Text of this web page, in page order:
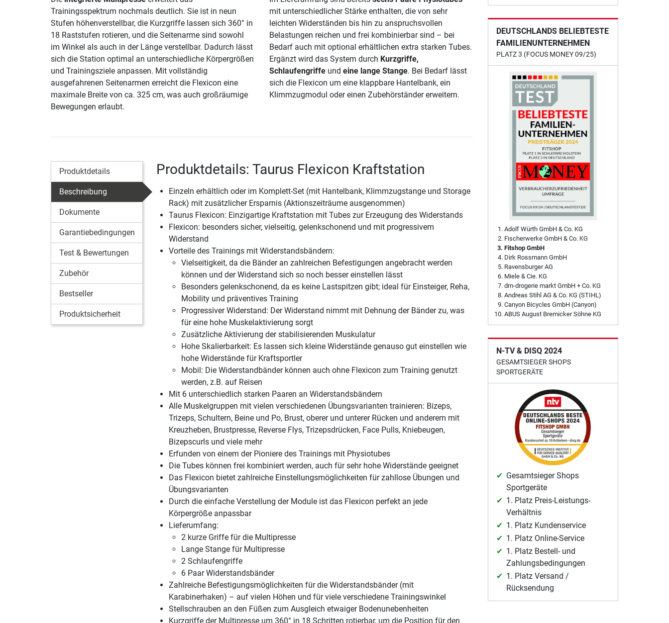
Trainingsspektrum nochmals deutlich. Sie ist in neun
Stufen höhenverstellbar, die Kurzgriffe lassen sich 360° in
18 Raststufen rotieren, und die Seitenarme sind sowohl
im Winkel als auch in der Länge verstellbar. Dadurch lässt
sich die Station optimal an unterschiedliche Körpergrößen
und Trainingsziele anpassen. Mit vollständig
ausgefahrenen Seitenarmen erreicht die Flexicon eine
maximale Breite von ca. 325 cm, was auch großräumige
Bewegungen erlaubt.
mit unterschiedlicher Stärke enthalten, die von sehr
leichten Widerständen bis hin zu anspruchsvollen
Belastungen reichen und frei kombinierbar sind – bei
Bedarf auch mit optional erhältlichen extra starken Tubes.
Ergänzt wird das System durch Kurzgriffe,
Schlaufengriffeund eine lange Stange. Bei Bedarf lässt
sich die Flexicon um eine klappbare Hantelbank, ein
Klimmzugmodul oder einen Zubehörständer erweitern.
Produktdetails
Beschreibung
Dokumente
Garantiebedingungen
Test & Bewertungen
Zubehör
Bestseller
Produktsicherheit
Produktdetails: Taurus Flexicon Kraftstation
Einzeln erhältlich oder im Komplett-Set (mit Hantelbank, Klimmzugstange und Storage
Rack) mit zusätzlicher Ersparnis (Aktionszeiträume ausgenommen)
Taurus Flexicon: Einzigartige Kraftstation mit Tubes zur Erzeugung des Widerstands
Flexicon: besonders sicher, vielseitig, gelenkschonend und mit progressivem
Widerstand
Vorteile des Trainings mit Widerstandsbändern:
Vielseitigkeit, da die Bänder an zahlreichen Befestigungen angebracht werden
können und der Widerstand sich so noch besser einstellen lässt
Besonders gelenkschonend, da es keine Lastspitzen gibt; ideal für Einsteiger, Reha,
Mobility und präventives Training
Progressiver Widerstand: Der Widerstand nimmt mit Dehnung der Bänder zu, was
für eine hohe Muskelaktivierung sorgt
Zusätzliche Aktivierung der stabilisierenden Muskulatur
Hohe Skalierbarkeit: Es lassen sich kleine Widerstände genauso gut einstellen wie
hohe Widerstände für Kraftsportler
Mobil: Die Widerstandbänder können auch ohne Flexicon zum Training genutzt
werden, z.B. auf Reisen
Mit 6 unterschiedlich starken Paaren an Widerstandsbändern
Alle Muskelgruppen mit vielen verschiedenen Übungsvarianten trainieren: Bizeps,
Trizeps, Schultern, Beine und Po, Brust, oberer und unterer Rücken und anderem mit
Kreuzheben, Brustpresse, Reverse Flys, Trizepsdrücken, Face Pulls, Kniebeugen,
Bizepscurls und viele mehr
Erfunden von einem der Pioniere des Trainings mit Physiotubes
Die Tubes können frei kombiniert werden, auch für sehr hohe Widerstände geeignet
Das Flexicon bietet zahlreiche Einstellungsmöglichkeiten für zahllose Übungen und
Übungsvarianten
Durch die einfache Verstellung der Module ist das Flexicon perfekt an jede
Körpergröße anpassbar
Lieferumfang:
2 kurze Griffe für die Multipresse
Lange Stange für Multipresse
2 Schlaufengriffe
6 Paar Widerstandsbänder
Zahlreiche Befestigungsmöglichkeiten für die Widerstandsbänder (mit
Karabinerhaken) – auf vielen Höhen und für viele verschiedene Trainingswinkel
Stellschrauben an den Füßen zum Ausgleich etwaiger Bodenunebenheiten
Kurzgriffe der Multipresse um 360° in 18 Schritten rotierbar, um die Position für den
DEUTSCHLANDS BELIEBTESTE
FAMILIENUNTERNEHMEN
PLATZ 3 (FOCUS MONEY 09/25)
Adolf Würth GmbH & Co. KG
Fischerwerke GmbH & Co. KG
Fitshop GmbH
Dirk Rossmann GmbH
Ravensburger AG
Miele & Cie. KG
dm-drogerie markt GmbH + Co. KG
Andreas Stihl AG & Co. KG (STIHL)
Canyon Bicycles GmbH (Canyon)
ABUS August Bremicker Söhne KG
N-TV & DISQ 2024
GESAMTSIEGER SHOPS
SPORTGERÄTE
Gesamtsieger Shops
Sportgeräte
1. Platz Preis-Leistungs-
Verhältnis
1. Platz Kundenservice
1. Platz Online-Service
1. Platz Bestell- und
Zahlungsbedingungen
1. Platz Versand /
Rücksendung